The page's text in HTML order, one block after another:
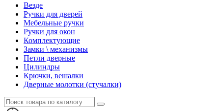
Везде
Ручки для дверей
Мебельные ручки
Ручки для окон
Комплектующие
Замки \ механизмы
Петли дверные
Цилиндры
Крючки, вешалки
Дверные молотки (стучалки)